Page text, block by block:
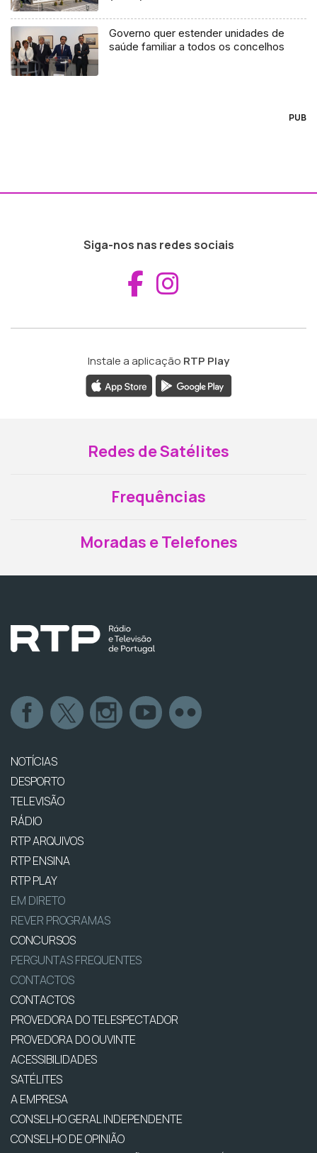
Governo quer estender unidades de
saúde familiar a todos os concelhos
PUB
Siga-nos nas redes sociais
Aceder ao
Instale a aplicação RTP Play
Redes de Satélites
Frequências
Moradas e Telefones
NOTÍCIAS
DESPORTO
TELEVISÃO
RÁDIO
RTP ARQUIVOS
RTP ENSINA
RTP PLAY
EM DIRETO
REVER PROGRAMAS
CONCURSOS
PERGUNTAS FREQUENTES
CONTACTOS
CONTACTOS
PROVEDORA DO TELESPECTADOR
PROVEDORA DO OUVINTE
ACESSIBILIDADES
SATÉLITES
A EMPRESA
CONSELHO GERAL INDEPENDENTE
CONSELHO DE OPINIÃO